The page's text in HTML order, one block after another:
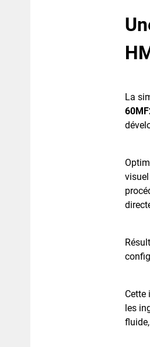
La
Cette
les